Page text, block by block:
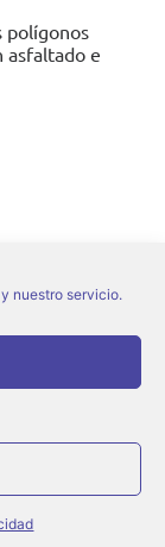
nuestro servicio.
polígonos
asfaltado e